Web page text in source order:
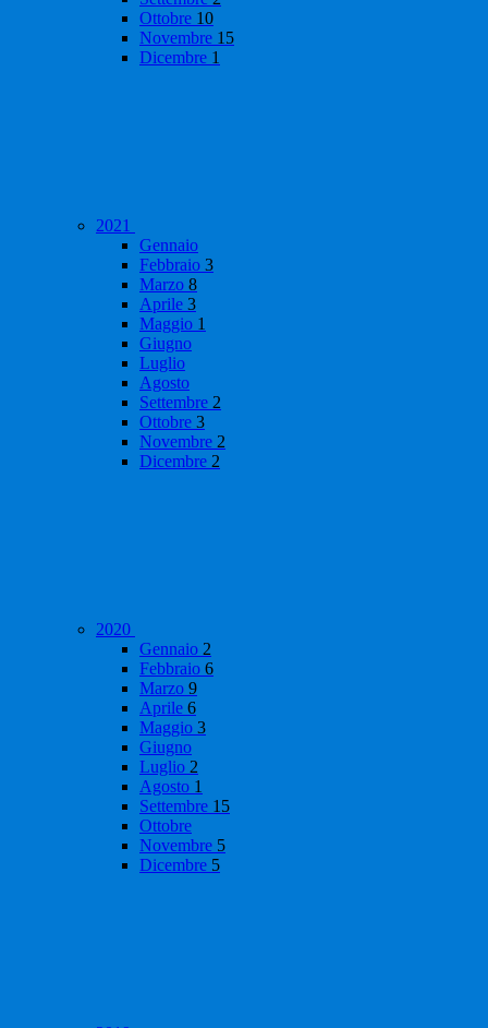
Ottobre 10
Novembre 15
Dicembre 1
2021
Gennaio
Febbraio 3
Marzo 8
Aprile 3
Maggio 1
Giugno
Luglio
Agosto
Settembre 2
Ottobre 3
Novembre 2
Dicembre 2
2020
Gennaio 2
Febbraio 6
Marzo 9
Aprile 6
Maggio 3
Giugno
Luglio 2
Agosto 1
Settembre 15
Ottobre
Novembre 5
Dicembre 5